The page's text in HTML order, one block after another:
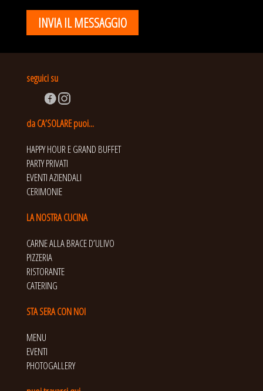
seguici su
da CA’SOLARE puoi...
HAPPY HOUR E GRAND BUFFET
PARTY PRIVATI
EVENTI AZIENDALI
CERIMONIE
LA NOSTRA CUCINA
CARNE ALLA BRACE D’ULIVO
PIZZERIA
RISTORANTE
CATERING
STA SERA CON NOI
MENU
EVENTI
PHOTOGALLERY